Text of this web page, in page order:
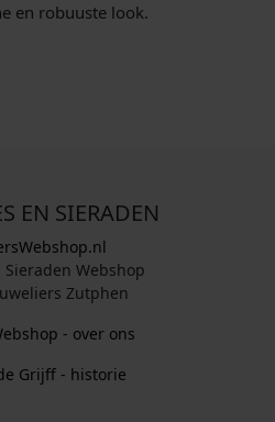
en robuuste look.
EN SIERADEN
Sieraden Webshop
Zutphen
- over ons
Grijff - historie